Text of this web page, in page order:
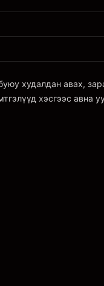
худалдан авах,
хэсгээс авна